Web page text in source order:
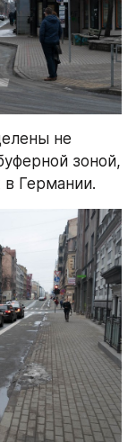
не
зоной,
Германии.